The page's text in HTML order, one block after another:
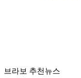
브라보 추천뉴스